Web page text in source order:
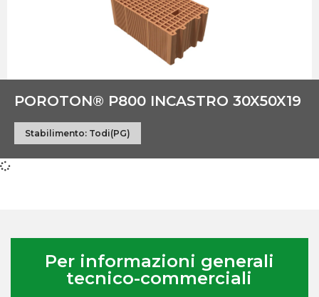
POROTON® P800 INCASTRO 30X50X19
Stabilimento: Todi(PG)
Per informazioni generali
tecnico-commerciali